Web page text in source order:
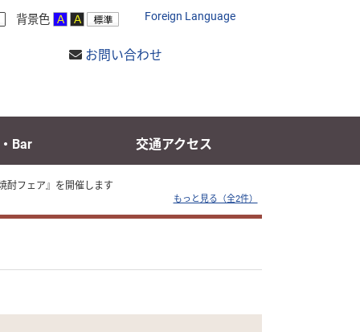
背景色 Foreign Language
お問い合わせ
Bar 交通アクセス
酎フェア』を開催します
もっと見る（全2件）